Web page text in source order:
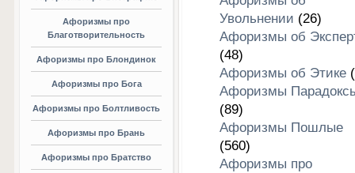
Афоризмы про
Благотворительность
Афоризмы про Блондинок
Афоризмы про Бога
Афоризмы про Болтливость
Афоризмы про Брань
Афоризмы про Братство
Увольнении (26)
Афоризмы об
(48)
Афоризмы об Этике
Афоризмы
(89)
Афоризмы Пошлые
(560)
Афоризмы про